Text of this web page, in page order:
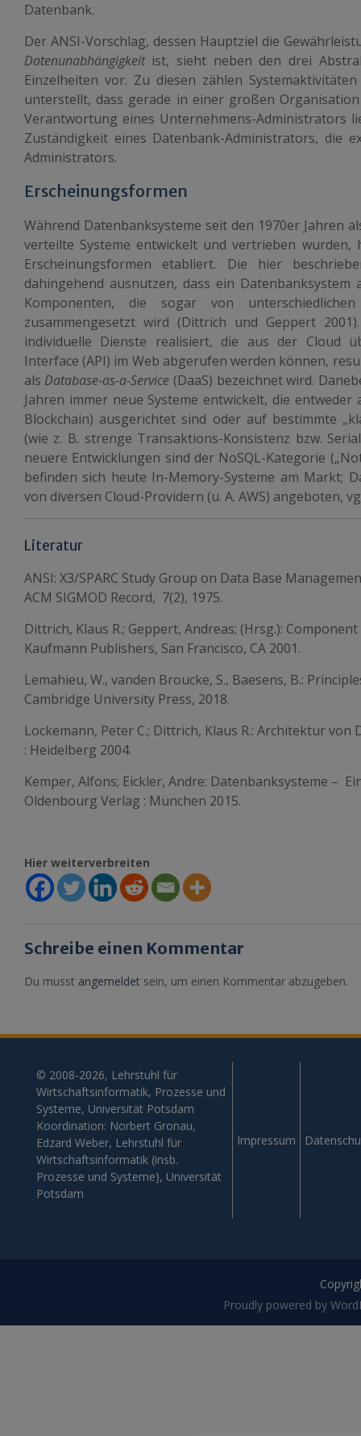
Datenbank.
Der ANSI-Vorschlag, dessen Hauptziel die
Datenunabhängigkeitist, sieht neben den drei
Einzelheiten vor. Zu diesen zählen
unterstellt, dass gerade in einer großen
Verantwortung eines Unternehmens-Administrators
Zuständigkeit eines Datenbank-Administrators, die
Administrators.
Erscheinungsformen
Während Datenbanksysteme seit den 1970er Jahren
verteilte Systeme entwickelt und vertrieben wurden,
Erscheinungsformen etabliert. Die hier
dahingehend ausnutzen, dass ein
Komponenten, die sogar von
zusammengesetzt wird (Dittrich und Geppert
individuelle Dienste realisiert, die aus der Cloud
Interface (API) im Web abgerufen werden können,
als Database-as-a-Service (DaaS) bezeichnet wird.
Jahren immer neue Systeme entwickelt, die entweder
Blockchain) ausgerichtet sind oder auf bestimmte
(wie z. B. strenge Transaktions-Konsistenz bzw.
neuere Entwicklungen sind der NoSQL-Kategorie
befinden sich heute In-Memory-Systeme am Markt;
von diversen Cloud-Providern (u. A. AWS) angeboten,
Literatur
ANSI: X3/SPARC Study Group on Data Base
ACM SIGMOD Record, 7(2), 1975.
Dittrich, Klaus R.; Geppert, Andreas; (Hrsg.):
Kaufmann Publishers, San Francisco, CA 2001.
Lemahieu, W., vanden Broucke, S., Baesens, B.:
Cambridge University Press, 2018.
Lockemann, Peter C.; Dittrich, Klaus R.: Architektur
: Heidelberg 2004.
Kemper, Alfons; Eickler, Andre: Datenbanksysteme –
Oldenbourg Verlag : München 2015.
Hier weiterverbreiten
Schreibe einen Kommentar
Du musst angemeldet sein, um einen Kommentar abzugeben.
© 2008-2026, Lehrstuhl für
Wirtschaftsinformatik, Prozesse und
Systeme, Universität Potsdam
Koordination: Norbert Gronau,
Edzard Weber, Lehrstuhl für
Wirtschaftsinformatik (insb.
Prozesse und Systeme), Universität
Potsdam
Impressum
Proudly powered by